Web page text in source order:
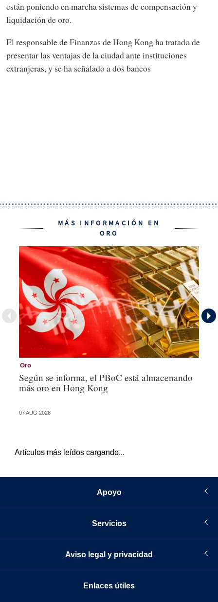
están poniendo en marcha sistemas de compensación y
liquidación de oro.
El responsable de Finanzas de Hong Kong ha tratado de
presentar las ventajas de la ciudad ante instituciones
extranjeras, y se ha señalado a dos bancos
MÁS INFORMACIÓN EN
ORO
Oro
Según se informa, el PBoC está almacenando
más oro en Hong Kong
07 AUG 2026
Artículos más leídos cargando...
Apoyo
Servicios
Aviso legal y privacidad
Enlaces útiles